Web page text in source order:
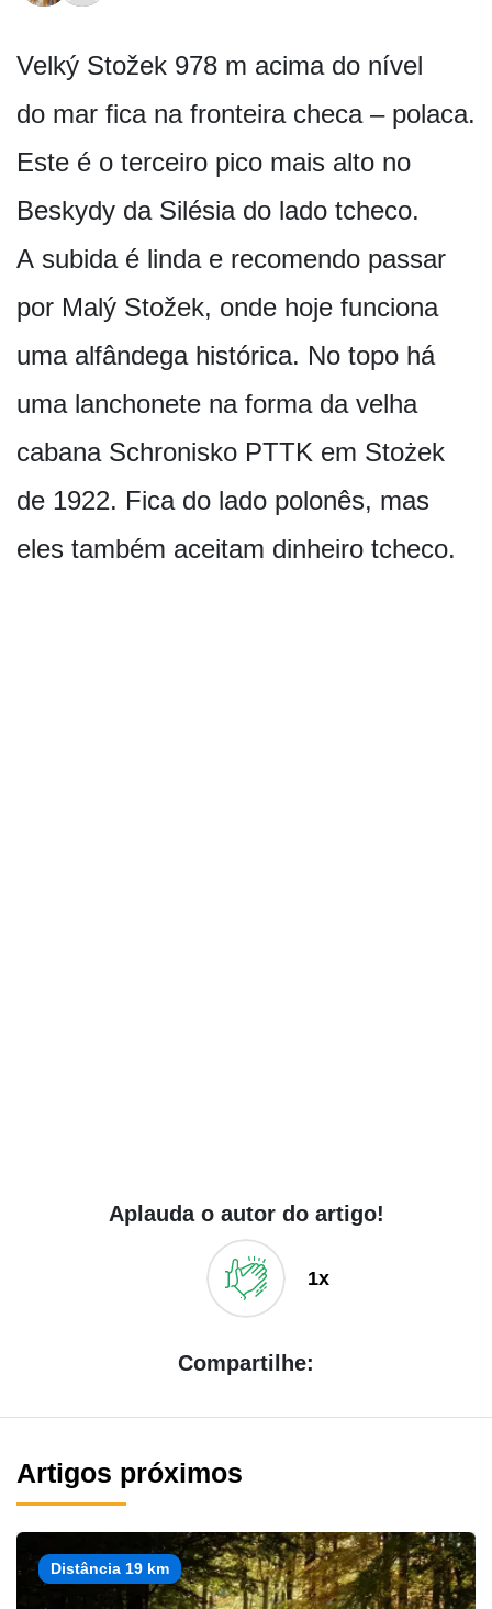
Velký Stožek 978 m acima do nível
do mar fica na fronteira checa – polaca.
Este é o terceiro pico mais alto no
Beskydy da Silésia do lado tcheco.
A subida é linda e recomendo passar
por Malý Stožek, onde hoje funciona
uma alfândega histórica. No topo há
uma lanchonete na forma da velha
cabana Schronisko PTTK em Stożek
de 1922. Fica do lado polonês, mas
eles também aceitam dinheiro tcheco.
Aplauda o autor do artigo!
1x
Compartilhe:
Artigos próximos
Distância 19 km